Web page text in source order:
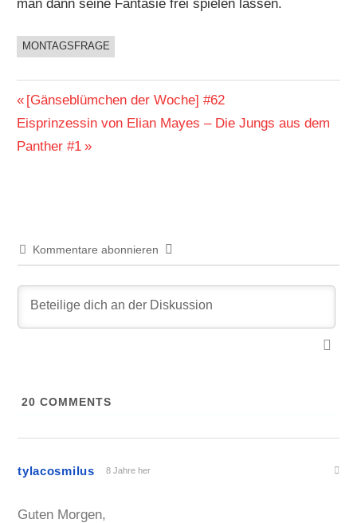
man dann seine Fantasie frei spielen lassen.
BUCHIGES
MONTAGSFRAGE
Beitragsnavigation
Vorheriger
Beitrag:
[Gänseblümchen der Woche] #62
Nächster
Beitrag:
Eisprinzessin von Elian Mayes – Die Jungs aus dem
Panther #1
Kommentare abonnieren
20 COMMENTS
tylacosmilus 8 Jahre her
Guten Morgen,